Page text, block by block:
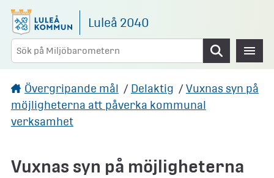
Gå direkt till sidans innehåll
Luleå 2040
Sök
Övergripande mål / Delaktig /Vuxnas syn på
möjligheterna att påverka kommunal
verksamhet
Vuxnas syn på möjligheterna